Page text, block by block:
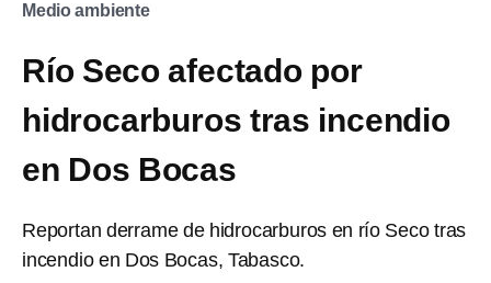
Medio ambiente
Río Seco afectado por
hidrocarburos tras incendio
en Dos Bocas
Reportan derrame de hidrocarburos en río Seco tras
incendio en Dos Bocas, Tabasco.